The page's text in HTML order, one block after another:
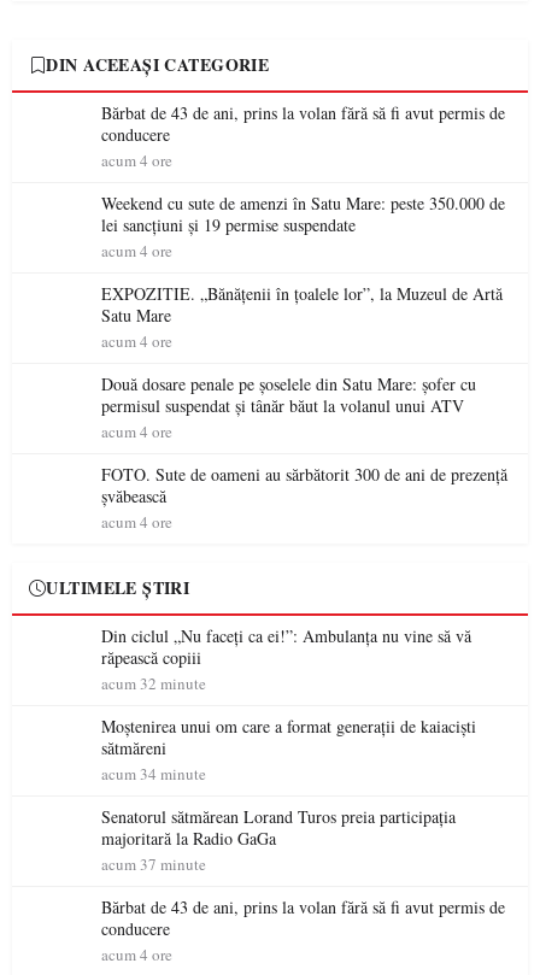
DIN ACEEAȘI CATEGORIE
Bărbat de 43 de ani, prins la volan fără să fi avut permis de
conducere
acum 4 ore
Weekend cu sute de amenzi în Satu Mare: peste 350.000 de
lei sancțiuni și 19 permise suspendate
acum 4 ore
EXPOZITIE. „Bănățenii în țoalele lor”, la Muzeul de Artă
Satu Mare
acum 4 ore
Două dosare penale pe șoselele din Satu Mare: șofer cu
permisul suspendat și tânăr băut la volanul unui ATV
acum 4 ore
FOTO. Sute de oameni au sărbătorit 300 de ani de prezență
șvăbească
acum 4 ore
ULTIMELE ȘTIRI
Din ciclul „Nu faceți ca ei!”: Ambulanța nu vine să vă
răpească copiii
acum 32 minute
Moștenirea unui om care a format generații de kaiaciști
sătmăreni
acum 34 minute
Senatorul sătmărean Lorand Turos preia participația
majoritară la Radio GaGa
acum 37 minute
Bărbat de 43 de ani, prins la volan fără să fi avut permis de
conducere
acum 4 ore